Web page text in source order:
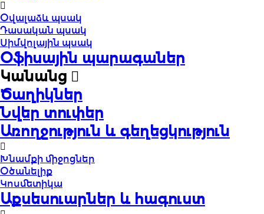
Օվալաձև պսակ
Դասական պսակ
Սիմվոլային պսակ
Օֆիսային պարագաներ
Կանանց
Ծաղիկներ
Նվեր տուփեր
Առողջություն և գեղեցկություն
Խնամքի միջոցներ
Օծանելիք
Կոսմետիկա
Աքսեսուարներ և հագուստ